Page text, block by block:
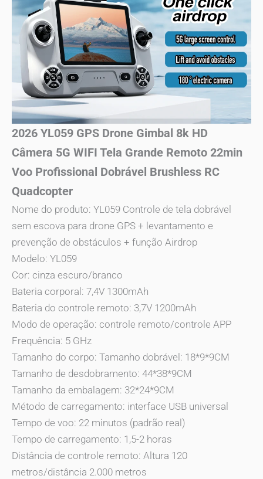
2026 YL059 GPS Drone Gimbal 8k HD
Câmera 5G WIFI Tela Grande Remoto 22min
Voo Profissional Dobrável Brushless RC
Quadcopter
Nome do produto: YL059 Controle de tela dobrável
sem escova para drone GPS + levantamento e
prevenção de obstáculos + função Airdrop
Modelo: YL059
Cor: cinza escuro/branco
Bateria corporal: 7,4V 1300mAh
Bateria do controle remoto: 3,7V 1200mAh
Modo de operação: controle remoto/controle APP
Frequência: 5 GHz
Tamanho do corpo: Tamanho dobrável: 18*9*9CM
Tamanho de desdobramento: 44*38*9CM
Tamanho da embalagem: 32*24*9CM
Método de carregamento: interface USB universal
Tempo de voo: 22 minutos (padrão real)
Tempo de carregamento: 1,5-2 horas
Distância de controle remoto: Altura 120
metros/distância 2.000 metros